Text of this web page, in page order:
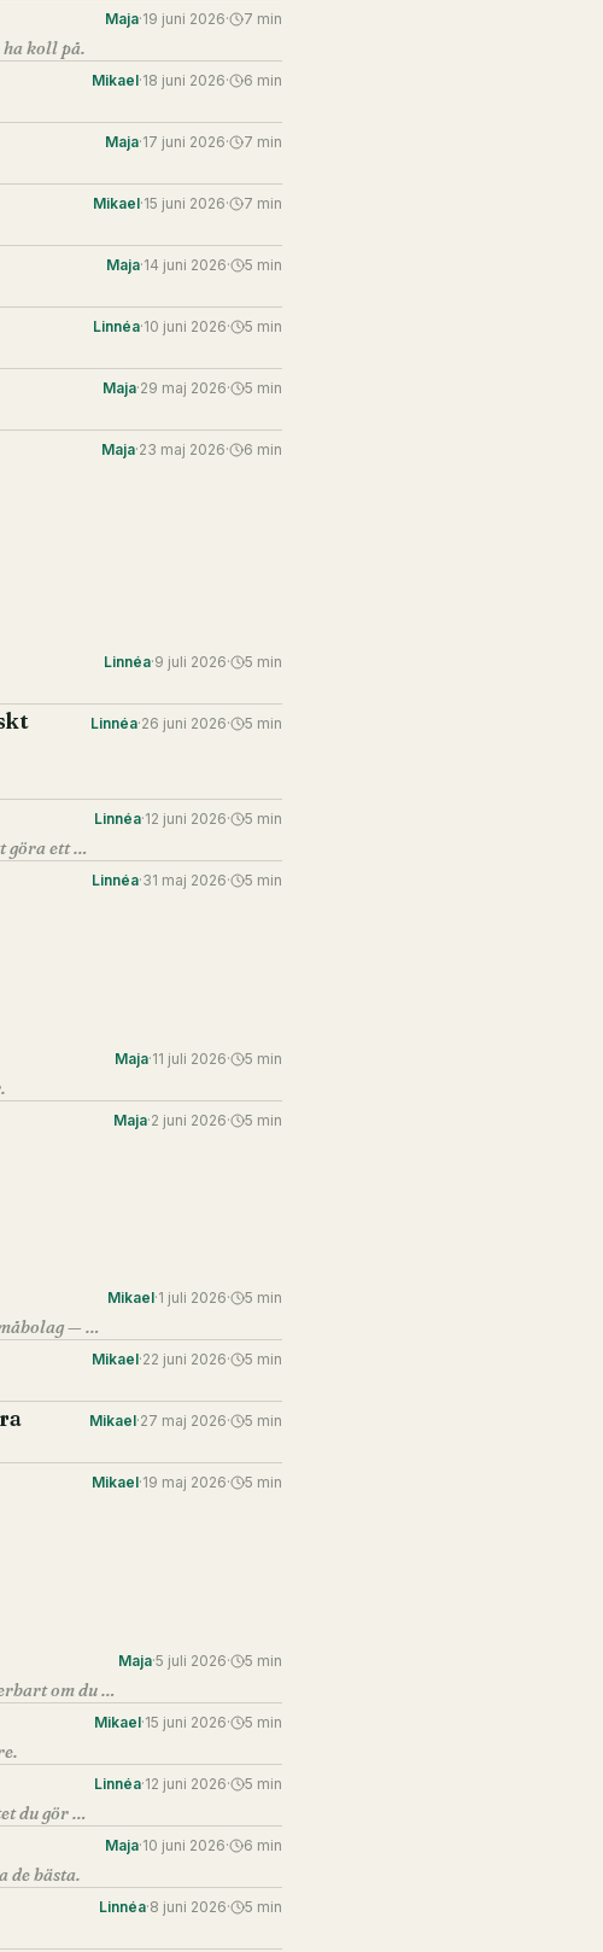
koll på.
Maja·19 juni 2026· 7 min
Mikael·18 juni 2026· 6 min
Maja·17 juni 2026· 7 min
Mikael·15 juni 2026· 7 min
Maja·14 juni 2026· 5 min
Linnéa·10 juni 2026· 5 min
Maja·29 maj 2026· 5 min
Maja·23 maj 2026· 6 min
Linnéa·9 juli 2026· 5 min
Linnéa·26 juni 2026· 5 min
Det är inte ett tecken på att du saknar kompetens. Det är ett tecken på att du bryr dig om att göra ett bra jobb.
Linnéa·12 juni 2026· 5 min
Linnéa·31 maj 2026· 5 min
Maja·11 juli 2026· 5 min
Maja·2 juni 2026· 5 min
Det är inte för storbolag. Det är ett av de mest effektiva verktygen för soloföretagare och småbolag — och nästan ingen använder det.
Mikael·1 juli 2026· 5 min
Mikael·22 juni 2026· 5 min
Mikael·27 maj 2026· 5 min
Mikael·19 maj 2026· 5 min
Det du oroas för är sällan det som faktiskt är svårt. Det svåra är subtilare — och mer hanterbart om du vet om det.
Maja·5 juli 2026· 5 min
Mikael·15 juni 2026· 5 min
Onboarding är inte IT-access och en kontorsrundtur. Det är det viktigaste ledarskapsarbetet du gör med en ny person.
Linnéa·12 juni 2026· 5 min
de bästa.
Maja·10 juni 2026· 6 min
Linnéa·8 juni 2026· 5 min